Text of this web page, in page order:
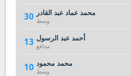
30 محمد عماد عبد القادر
وسط
13 أحمد عبد الرسول
مدافع
10 محمد محمود
وسط